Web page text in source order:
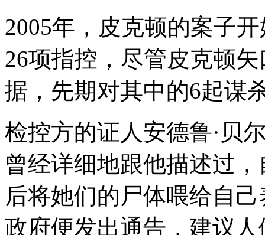
2005年，皮克顿的案子
26项指控，尽管皮克顿
据，先期对其中的6起谋
检控方的证人安德鲁·贝
曾经详细地跟他描述过
后将她们的尸体喂给自
政府便发出通告，建议